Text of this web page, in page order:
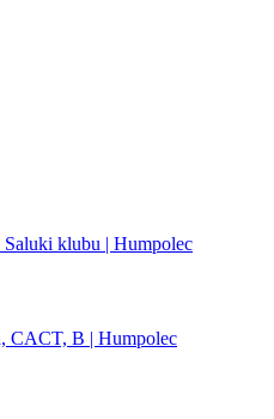
klubu | Humpolec
CACT, B | Humpolec